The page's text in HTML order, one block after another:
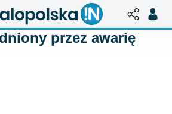
przez awarię